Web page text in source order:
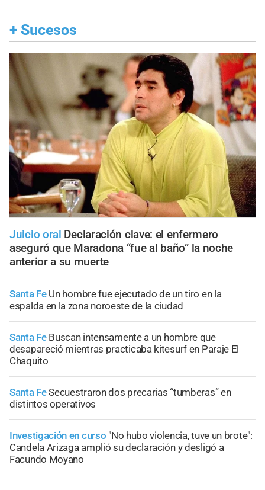
+ Sucesos
Juicio oral Declaración clave: el enfermero
aseguró que Maradona “fue al baño” la noche
anterior a su muerte
Santa Fe Un hombre fue ejecutado de un tiro en la
espalda en la zona noroeste de la ciudad
Santa Fe Buscan intensamente a un hombre que
desapareció mientras practicaba kitesurf en Paraje El
Chaquito
Santa FeSecuestraron dos precarias “tumberas” en
distintos operativos
Investigación en curso "No hubo violencia, tuve un brote":
Candela Arizaga amplió su declaración y desligó a
Facundo Moyano